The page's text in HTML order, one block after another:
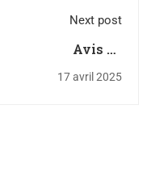
Next post
Avis de
consultation
17 avril 2025